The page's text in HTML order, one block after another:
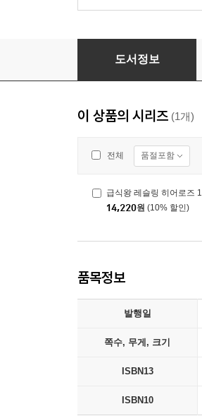
급식왕 레슬링 히어로즈 1
도서정보
이 상품의 시리즈 (1개)
전체 품절포함
급식왕 레슬링 히어로즈 1
14,220원 (10% 할인)
품목정보
발행일
쪽수, 무게, 크기
ISBN13
ISBN10